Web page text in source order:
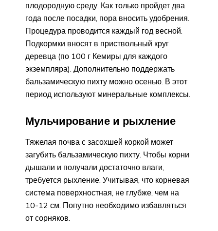
плодородную среду. Как только пройдет два
года после посадки, пора вносить удобрения.
Процедура проводится каждый год весной.
Подкормки вносят в приствольный круг
деревца (по 100 г Кемиры для каждого
экземпляра). Дополнительно поддержать
бальзамическую пихту можно осенью. В этот
период используют минеральные комплексы.
Мульчирование и рыхление
Тяжелая почва с засохшей коркой может
загубить бальзамическую пихту. Чтобы корни
дышали и получали достаточно влаги,
требуется рыхление. Учитывая, что корневая
система поверхностная, не глубже, чем на
10-12 см. Попутно необходимо избавляться
от сорняков.